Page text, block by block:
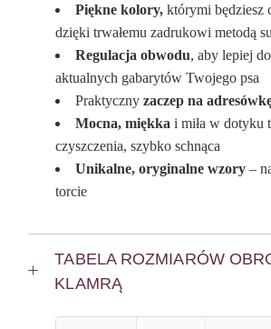
Piękne kolory, którymi będziesz
dzięki trwałemu zadrukowi metodą
Regulacja obwodu, aby lepiej
aktualnych gabarytów Twojego psa
Praktyczny zaczep na
Mocna, miękkai miła w dotyku
czyszczenia, szybko schnąca
Unikalne, oryginalne wzory–
torcie
TABELA ROZMIARÓW
KLAMRĄ